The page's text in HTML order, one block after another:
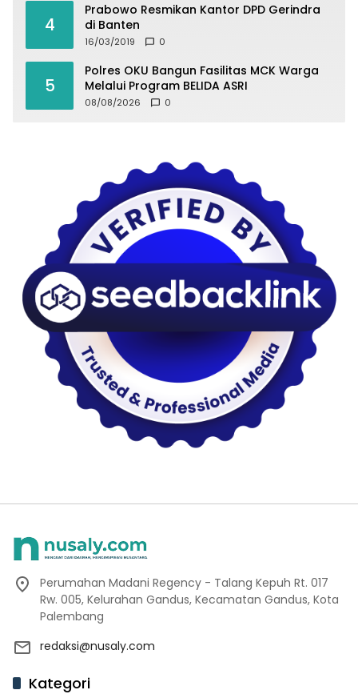
4
Prabowo Resmikan Kantor DPD Gerindra
di Banten
16/03/2019 0
5
Polres OKU Bangun Fasilitas MCK Warga
Melalui Program BELIDA ASRI
08/08/2026 0
Perumahan Madani Regency - Talang Kepuh Rt. 017
Rw. 005, Kelurahan Gandus, Kecamatan Gandus, Kota
Palembang
redaksi@nusaly.com
Kategori